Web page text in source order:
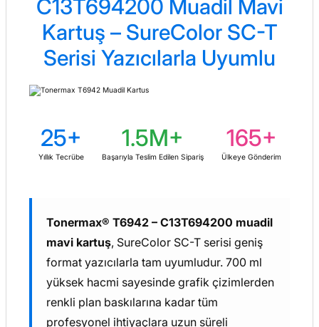
C13T694200 Muadil Mavi
Kartuş – SureColor SC-T
Serisi Yazıcılarla Uyumlu
25+
Yıllık Tecrübe
1.5M+
Başarıyla Teslim Edilen Sipariş
165+
Ülkeye Gönderim
Tonermax® T6942 – C13T694200 muadil
mavi kartuş, SureColor SC-T serisi geniş
format yazıcılarla tam uyumludur. 700 ml
yüksek hacmi sayesinde grafik çizimlerden
renkli plan baskılarına kadar tüm
profesyonel ihtiyaçlara uzun süreli